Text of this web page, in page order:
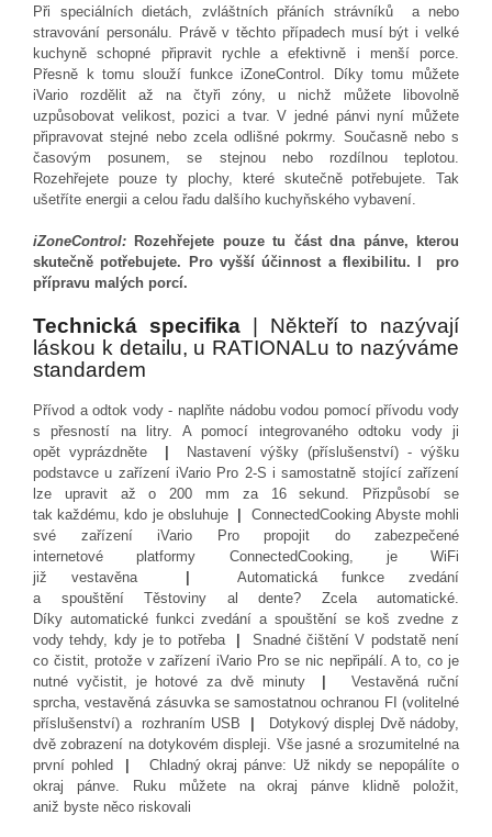
Při speciálních dietách, zvláštních přáních strávníků a nebo
stravování personálu. Právě v těchto případech musí být i velké
kuchyně schopné připravit rychle a efektivně i menší porce.
Přesně k tomu slouží funkce iZoneControl. Díky tomu můžete
iVario rozdělit až na čtyři zóny, u nichž můžete libovolně
uzpůsobovat velikost, pozici a tvar. V jedné pánvi nyní můžete
připravovat stejné nebo zcela odlišné pokrmy. Současně nebo s
časovým posunem, se stejnou nebo rozdílnou teplotou.
Rozehřejete pouze ty plochy, které skutečně potřebujete. Tak
ušetříte energii a celou řadu dalšího kuchyňského vybavení.
iZoneControl: Rozehřejete pouze tu část dna pánve, kterou
skutečně potřebujete. Pro vyšší účinnost a flexibilitu. I pro
přípravu malých porcí.
Technická specifika | Někteří to nazývají
láskou k detailu, u RATIONALu to nazýváme
standardem
Přívod a odtok vody - naplňte nádobu vodou pomocí přívodu vody
s přesností na litry. A pomocí integrovaného odtoku vody ji
opět vyprázdněte
Nastavení výšky (příslušenství) - výšku
podstavce u zařízení iVario Pro 2-S i samostatně stojící zařízení
lze upravit až o 200 mm za 16 sekund. Přizpůsobí se
tak každému, kdo je obsluhuje
ConnectedCooking Abyste mohli
své zařízení iVario Pro propojit do zabezpečené
internetové platformy ConnectedCooking, je WiFi
již vestavěna
|Automatická funkce zvedání
a spouštění Těstoviny al dente? Zcela automatické.
Díky automatické funkci zvedání a spouštění se koš zvedne z
vody tehdy, kdy je to potřeba
Snadné čištění V podstatě není
co čistit, protože v zařízení iVario Pro se nic nepřipálí. A to, co je
nutné vyčistit, je hotové za dvě minuty
|Vestavěná ruční
sprcha, vestavěná zásuvka se samostatnou ochranou FI (volitelné
příslušenství) a rozhraním USB
Dotykový displej Dvě nádoby,
dvě zobrazení na dotykovém displeji. Vše jasné a srozumitelné na
první pohled
Chladný okraj pánve: Už nikdy se nepopálíte o
okraj pánve. Ruku můžete na okraj pánve klidně položit,
aniž byste něco riskovali